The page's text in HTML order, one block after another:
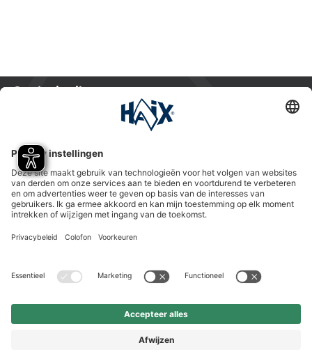
Service hotline
HAIX Group
Shop Service
Nieuwsbrief
Vorkasse